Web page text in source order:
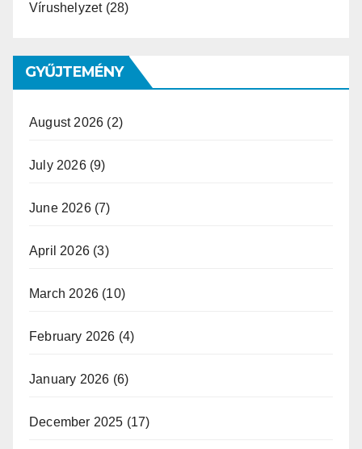
Vírushelyzet(28)
GYŰJTEMÉNY
August 2026 (2)
July 2026(9)
June 2026(7)
April 2026 (3)
March 2026 (10)
February 2026 (4)
January 2026 (6)
December 2025 (17)